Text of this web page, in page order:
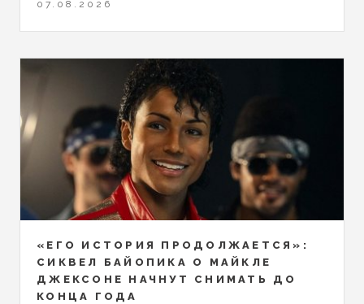
07.08.2026
«ЕГО ИСТОРИЯ ПРОДОЛЖАЕТСЯ»:
СИКВЕЛ БАЙОПИКА О МАЙКЛЕ
ДЖЕКСОНЕ НАЧНУТ СНИМАТЬ ДО
КОНЦА ГОДА